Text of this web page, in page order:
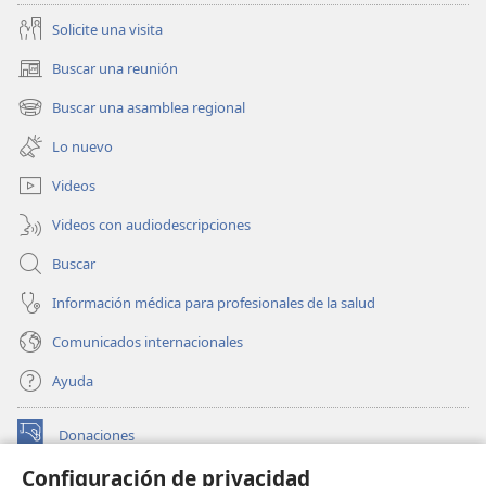
Configuración de privacidad
Solicite una visita
Buscar una reunión
(abre
una
nueva
ventana)
Buscar una asamblea regional
(abre
una
nueva
ventana)
Lo nuevo
Videos
Videos con audiodescripciones
Buscar
Información médica para profesionales de la salud
Comunicados internacionales
Ayuda
Donaciones
(abre